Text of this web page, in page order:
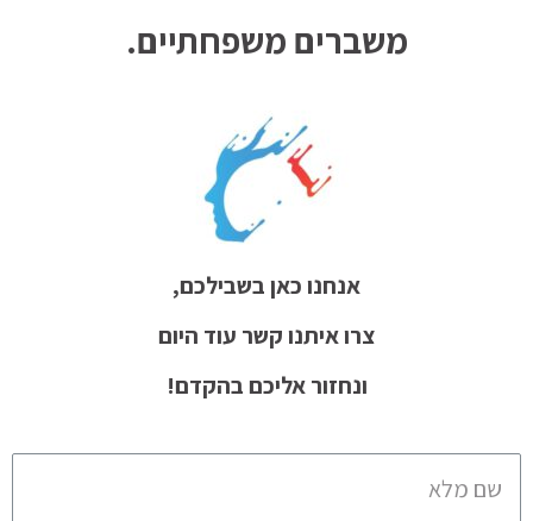
משברים משפחתיים.
אנחנו כאן בשבילכם,
צרו איתנו קשר עוד היום
ונחזור אליכם בהקדם!